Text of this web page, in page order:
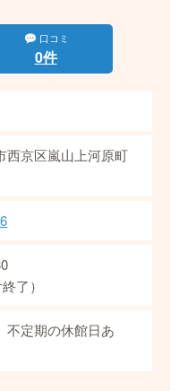
口コミ
0件
西京区嵐山上河原町
了）
不定期の休館日あ